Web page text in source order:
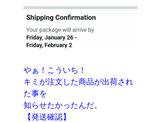
やぁ！こういち！
キミが注文した商品が出荷され
た事を
知らせたかったんだ。
【発送確認】